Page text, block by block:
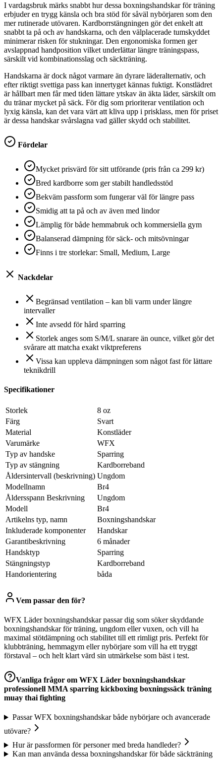
I vardagsbruk märks snabbt hur dessa boxningshandskar för träning
erbjuder en trygg känsla och bra stöd för såväl nybörjaren som den
mer rutinerade utövaren. Kardborrstängningen gör det enkelt att
snabbt ta på och av handskarna, och den välplacerade tumskyddet
minimerar risken för stukningar. Den ergonomiska formen ger
avslappnad handposition vilket underlättar längre träningspass,
särskilt vid kombinationsslag och säckträning.
Handskarna är dock något varmare än dyrare läderalternativ, och
efter riktigt svettiga pass kan innertyget kännas fuktigt. Konstlädret
är hållbart men får med tiden lättare ytskav än äkta läder, särskilt om
du tränar mycket på säck. För dig som prioriterar ventilation och
lyxig känsla, kan det vara värt att kliva upp i prisklass, men för priset
är dessa handskar svårslagna vad gäller skydd och stabilitet.
Fördelar
Mycket prisvärd för sitt utförande (pris från ca 299 kr)
Bred kardborre som ger stabilt handledsstöd
Bekväm passform som fungerar väl för längre pass
Smidig att ta på och av även med lindor
Lämplig för både hemmabruk och kommersiella gym
Balanserad dämpning för säck- och mitsövningar
Finns i tre storlekar: Small, Medium, Large
Nackdelar
Begränsad ventilation – kan bli varm under längre
intervaller
Inte avsedd för hård sparring
Storlek anges som S/M/L snarare än ounce, vilket gör det
svårare att matcha exakt viktpreferens
Vissa kan uppleva dämpningen som något fast för lättare
teknikdrill
Specifikationer
Storlek
8 oz
Färg
Svart
Material
Konstläder
Varumärke
WFX
Typ av handske
Sparring
Typ av stängning
Kardborreband
Åldersintervall (beskrivning) Ungdom
Modellnamn
Br4
Åldersspann Beskrivning
Ungdom
Modell
Br4
Artikelns typ, namn
Boxningshandskar
Inkluderade komponenter
Handskar
Garantibeskrivning
6 månader
Handsktyp
Sparring
Stängningstyp
Kardborreband
Handorientering
båda
Vem passar den för?
WFX Läder boxningshandskar passar dig som söker skyddande
boxningshandskar för träning, ungdom eller vuxen, och vill ha
maximal stötdämpning och stabilitet till ett rimligt pris. Perfekt för
klubbträning, hemmagym eller nybörjare som vill ha ett tryggt
förstaval – och helt klart värd sin utmärkelse som bäst i test.
Vanliga frågor om WFX Läder boxningshandskar
professionell MMA sparring kickboxing boxningssäck träning
muay thai fighting
Passar WFX boxningshandskar både nybörjare och avancerade
utövare?
Hur är passformen för personer med breda handleder?
Kan man använda dessa boxningshandskar för både säckträning